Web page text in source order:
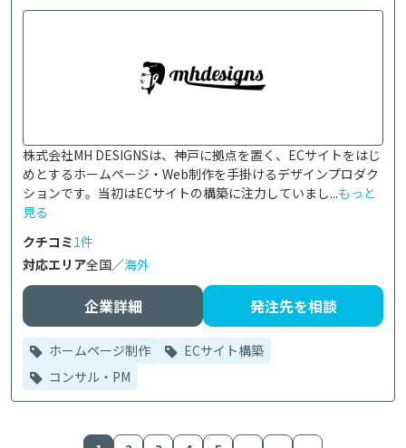
株式会社MH DESIGNSは、神戸に拠点を置く、ECサイトをはじ
めとするホームページ・Web制作を手掛けるデザインプロダク
ションです。当初はECサイトの構築に注力していまし...もっと
見る
クチコミ1件
対応エリア全国／海外
企業詳細 発注先を相談
ホームページ制作
ECサイト構築
コンサル・PM